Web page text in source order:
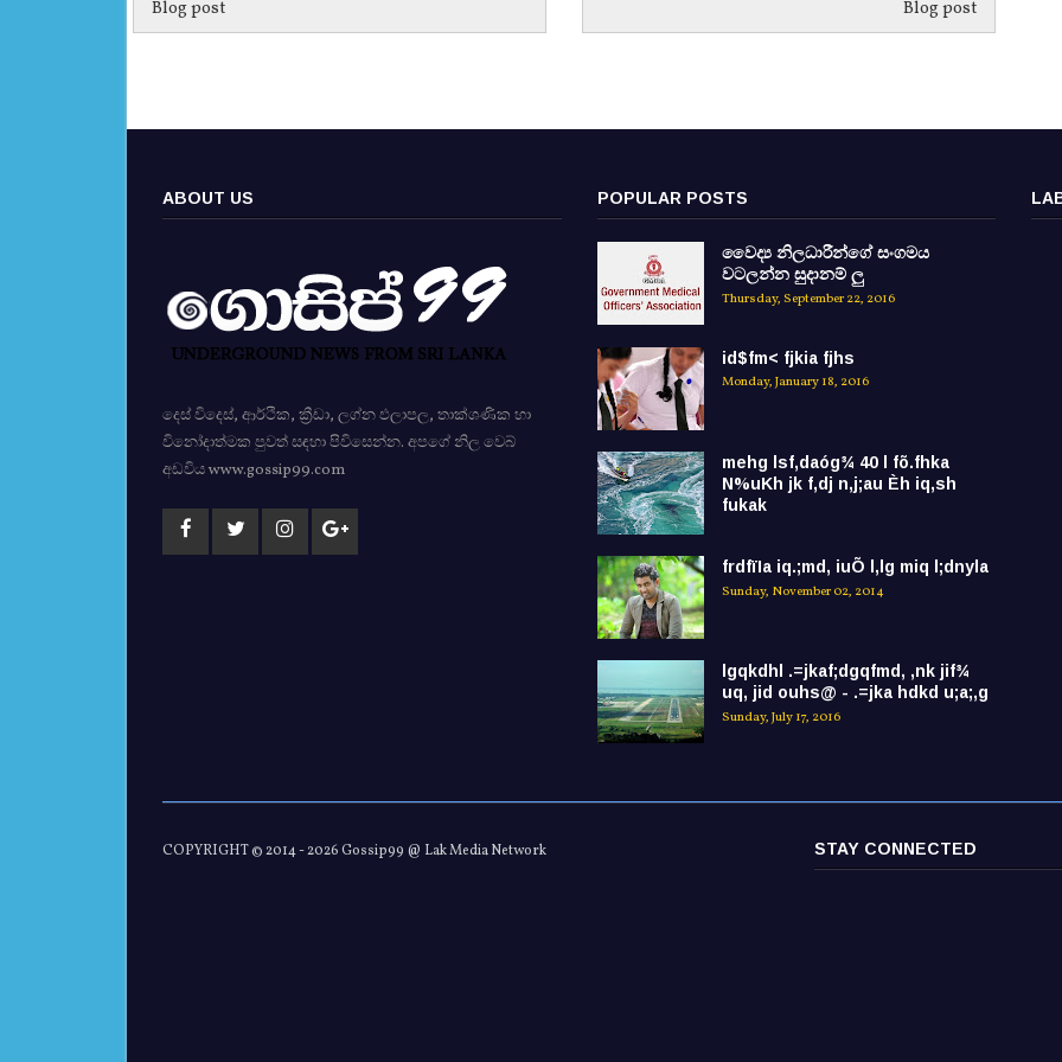
Blog post Blog post
ABOUT US
දෙස් විදෙස්, ආර්ථික, ක්‍රීඩා, ලග්න ඵලාපල, තාක්ශණික හා
විනෝදාත්මක පුවත් සඳහා පිවිසෙන්න. අපගේ නිල වෙබ්
අඩවිය www.gossip99.com
POPULAR POSTS
වෛද්‍ය නිලධාරීන්ගේ සංගමය
වටලන්න සුදානම් ලු
Thursday, September 22, 2016
id$fm< fjkia fjhs
Monday, January 18, 2016
mehg lsf,daóg¾ 40 l fõ.fhka
N%uKh jk f,dj n,j;au Èh iq,sh
fukak
frdfïIa iq.;md, iuÕ l,lg miq l;dnyla
Sunday, November 02, 2014
lgqkdhl .=jkaf;dgqfmd, ,nk jif¾
uq, jid ouhs@ - .=jka hdkd u;a;,g
Sunday, July 17, 2016
COPYRIGHT © 2014 -2026 Gossip99 @ Lak Media Network STAY CONNECTED